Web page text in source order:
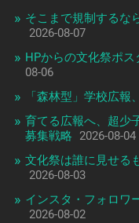
そこまで規制するな
2026-08-07
HPからの文化祭ポ
08-06
「森林型」学校広報
育てる広報へ、超少
募集戦略
2026-08-04
文化祭は誰に見せる
2026-08-03
インスタ・フォロワ
2026-08-02